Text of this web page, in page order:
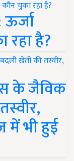
रहा है?
के जैविक
में भी हुई